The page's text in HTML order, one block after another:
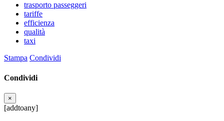
trasporto passeggeri
tariffe
efficienza
qualità
taxi
Stampa Condividi
Condividi
×
[addtoany]